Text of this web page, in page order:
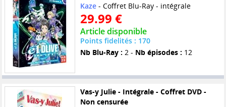
Kaze- Coffret Blu-Ray - intégrale
29.99 €
Article disponible
Points fidelités : 170
Nb Blu-Ray : 2 - Nb épisodes : 12
Vas-y Julie - Intégrale - Coffret DVD -
Non censurée